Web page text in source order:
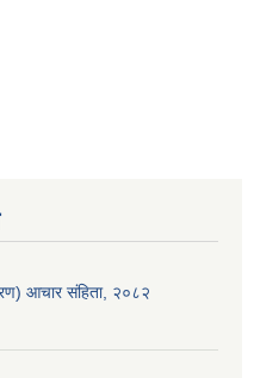
आचार संहिता, २०८२